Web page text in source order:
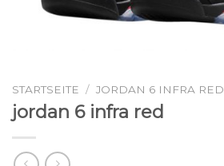
STARTSEITE / JORDAN 6 INFRA RED
jordan 6 infra red